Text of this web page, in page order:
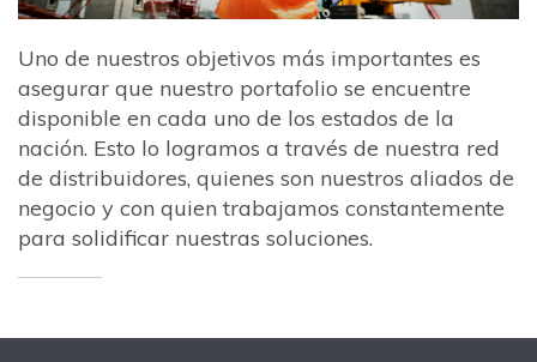
Uno de nuestros objetivos más importantes es
asegurar que nuestro portafolio se encuentre
disponible en cada uno de los estados de la
nación. Esto lo logramos a través de nuestra red
de distribuidores, quienes son nuestros aliados de
negocio y con quien trabajamos constantemente
para solidificar nuestras soluciones.